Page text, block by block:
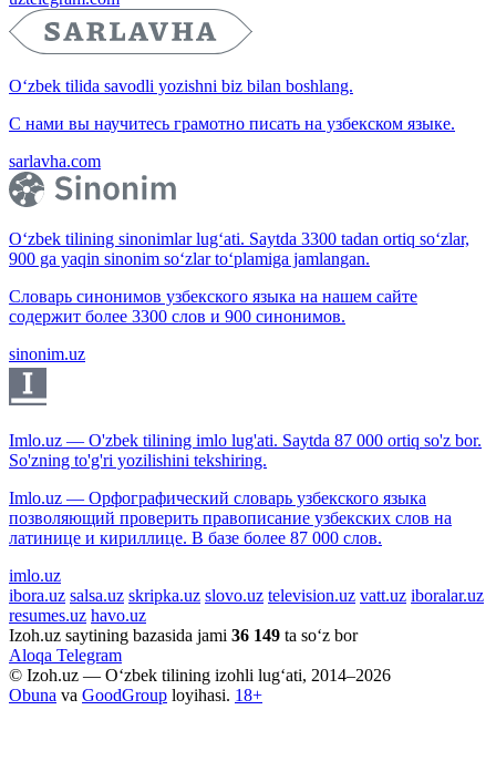
O‘zbek tilida savodli yozishni biz bilan boshlang.
С нами вы научитесь грамотно писать на узбекском языке.
sarlavha.com
O‘zbek tilining sinonimlar lug‘ati. Saytda 3300 tadan ortiq so‘zlar,
900 ga yaqin sinonim so‘zlar to‘plamiga jamlangan.
Словарь синонимов узбекского языка на нашем сайте
содержит более 3300 слов и 900 синонимов.
sinonim.uz
Imlo.uz — O'zbek tilining imlo lug'ati. Saytda 87 000 ortiq so'z bor.
So'zning to'g'ri yozilishini tekshiring.
Imlo.uz — Орфографический словарь узбекского языка
позволяющий проверить правописание узбекских слов на
латинице и кириллице. В базе более 87 000 слов.
imlo.uz
ibora.uz salsa.uz skripka.uz slovo.uz television.uz vatt.uz iboralar.uz
resumes.uz havo.uz
Izoh.uz saytining bazasida jami 36 149 ta so‘z bor
Aloqa Telegram
© Izoh.uz — O‘zbek tilining izohli lug‘ati, 2014–2026
Obuna va GoodGroup loyihasi. 18+